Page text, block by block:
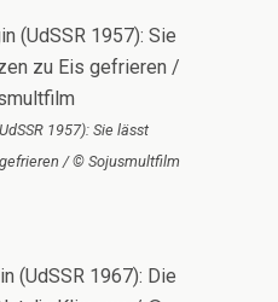
1957): Sie lässt
/ © Sojusmultfilm